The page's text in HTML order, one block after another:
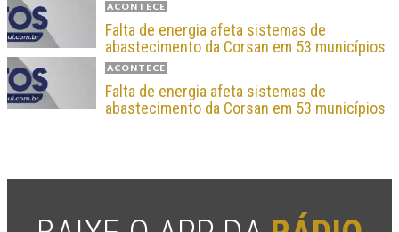
ACONTECE
Falta de energia afeta sistemas de
abastecimento da Corsan em 53 municípios
ACONTECE
Falta de energia afeta sistemas de
abastecimento da Corsan em 53 municípios